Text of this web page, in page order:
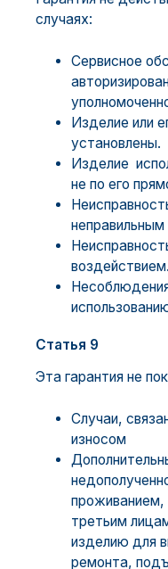
случаях:
Сервисное
Изделие или
установлены.
Изделие
не по его
воздействием.
Статья 9
Эта гарантия не
Случаи,
износом
третьим
изделию для
ремонта,